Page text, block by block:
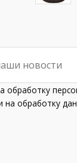
обработку
на обработку